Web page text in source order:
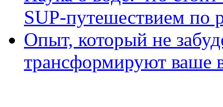
SUP-путешествием по
Опыт, который не
трансформируют ваше